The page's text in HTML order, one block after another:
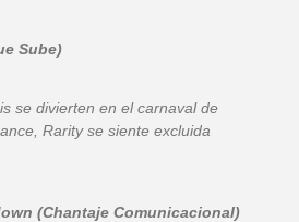
Sube)
se divierten en el carnaval de
Rarity se siente excluida
(Chantaje Comunicacional)